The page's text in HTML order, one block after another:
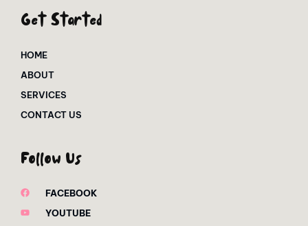
Get Started
HOME
ABOUT
SERVICES
CONTACT US
Follow Us
FACEBOOK
YOUTUBE